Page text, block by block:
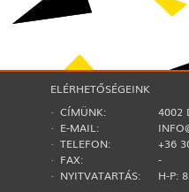
ELÉRHETŐSÉGEINK
· CÍMÜNK:
4002
· E-MAIL:
· TELEFON:
+36
· FAX:
-
· NYITVATARTÁS:
H-P: